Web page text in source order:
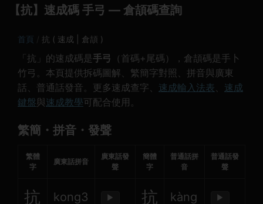
【抗】速成碼 手弓 — 倉頡碼查詢
首頁 抗 ( 速成 | 倉頡 )
「抗」的速成碼是 手弓 （首碼+尾碼），倉頡碼是手卜
竹弓。本頁提供拆碼圖解、繁簡字對照、拼音與廣東
話、普通話發音。更多速成查字、 速成輸入法表、 速成
鍵盤與速成教學可配合使用。
繁簡・拼音・發聲
繁體
字
廣東話拼音
廣東話發
聲
簡體
字
普通話拼
音
普通話發
聲
抗 kong3 ▶ 抗 kàng ▶